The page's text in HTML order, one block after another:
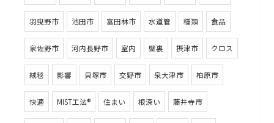
羽曳野市 池田市 富田林市 水道管 種類 食品
泉佐野市 河内長野市 室内 壁裏 摂津市 クロス
絨毯 影響 貝塚市 交野市 泉大津市 柏原市
快適 MIST工法® 住まい 根深い 藤井寺市